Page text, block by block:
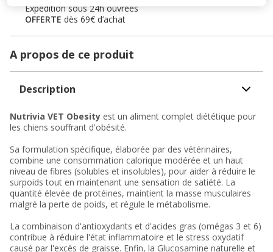
Expédition sous 24h ouvrées
OFFERTE dès 69€ d’achat
A propos de ce produit
Description
Nutrivia VET Obesity est un aliment complet diététique pour
les chiens souffrant d'obésité.
Sa formulation spécifique, élaborée par des vétérinaires,
combine une consommation calorique modérée et un haut
niveau de fibres (solubles et insolubles), pour aider à réduire le
surpoids tout en maintenant une sensation de satiété. La
quantité élevée de protéines, maintient la masse musculaires
malgré la perte de poids, et régule le métabolisme.
La combinaison d'antioxydants et d'acides gras (omégas 3 et 6)
contribue à réduire l'état inflammatoire et le stress oxydatif
causé par l'excès de graisse. Enfin, la Glucosamine naturelle et